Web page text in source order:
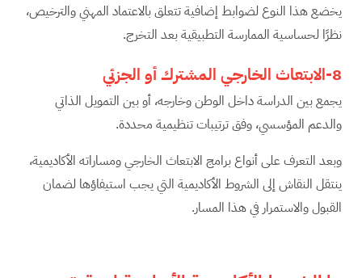
يخضع هذا النوع لضوابط إضافية تتعلق بالاعتماد المهني والترخيص،
نظرًا لحساسية الممارسة التطبيقية بعد التخرج.
8-الابتعاث الخارجي المشترك أو الجزئي
يجمع بين الدراسة داخل الوطن وخارجه، أو بين التمويل الذاتي
والدعم المؤسسي، وفق ترتيبات تنظيمية محددة.
وبعد التعرف على أنواع برامج الابتعاث الخارجي ومساراته الأكاديمية،
ينتقل النقاش إلى الشروط الأكاديمية التي يجب استيفاؤها لضمان
القبول والاستمرار في هذا المسار.